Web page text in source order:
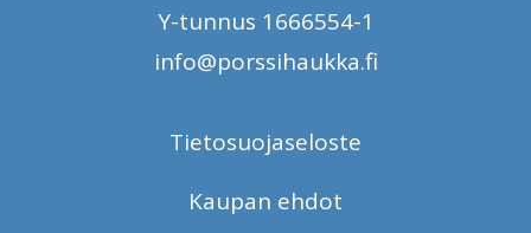
Y-tunnus 1666554-1
info@porssihaukka.fi
Tietosuojaseloste
Kaupan ehdot